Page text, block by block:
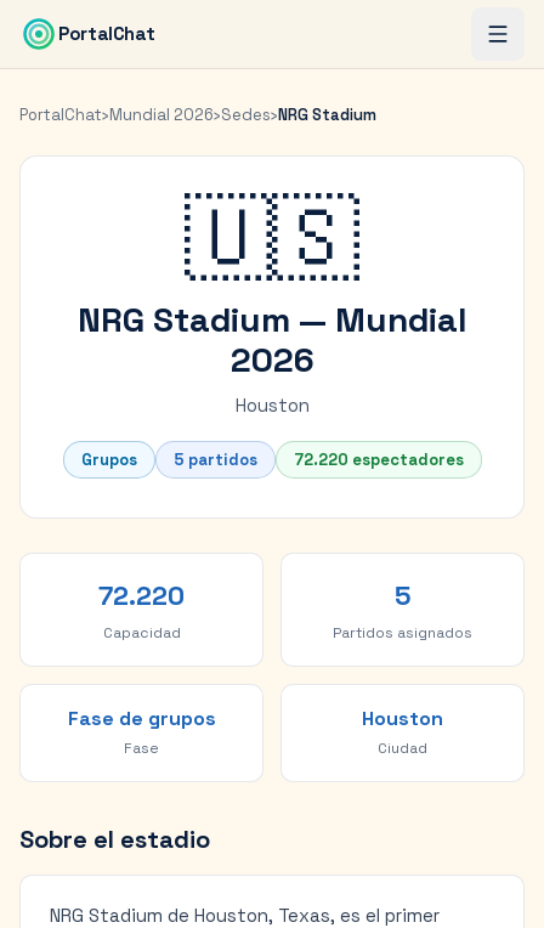
Saltar al contenido principal
PortalChat
PortalChat›Mundial 2026›Sedes›NRG Stadium
🇺🇸
NRG Stadium — Mundial
2026
Houston
Grupos 5 partidos 72.220 espectadores
72.220
Capacidad
5
Partidos asignados
Fase de grupos
Fase
Houston
Ciudad
Sobre el estadio
NRG Stadium de Houston, Texas, es el primer